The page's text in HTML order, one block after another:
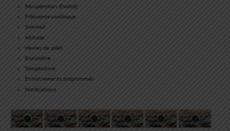
Récupération (Evolab)
Fréquence cardiaque
Sommeil
Altitude
Heures de soleil
Baromètre
Température
Entrainements programmés
Notifications